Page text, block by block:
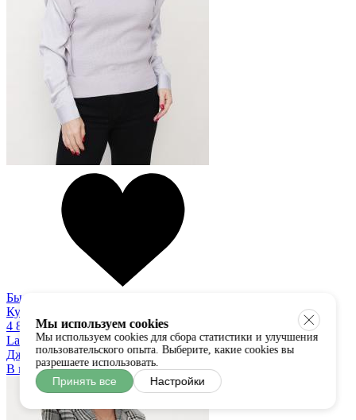
Быстрый просмотр
Купить в один клик
4 800 руб
Lazy Girl
Джемпер
В наличии:S/M
Мы используем cookies
Мы используем cookies для сбора статистики и улучшения
пользовательского опыта. Выберите, какие cookies вы
разрешаете использовать.
Принять все Настройки